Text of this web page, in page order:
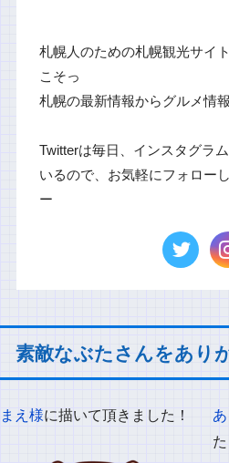
札幌人のための札幌観光サイ
こそっ
札幌の最新情報からグルメ情
Twitterは毎日、インスタグラ
いるので、お気軽にフォロー
ー
素敵なぶたさんをあり
まえ様に描いて頂きました！
た